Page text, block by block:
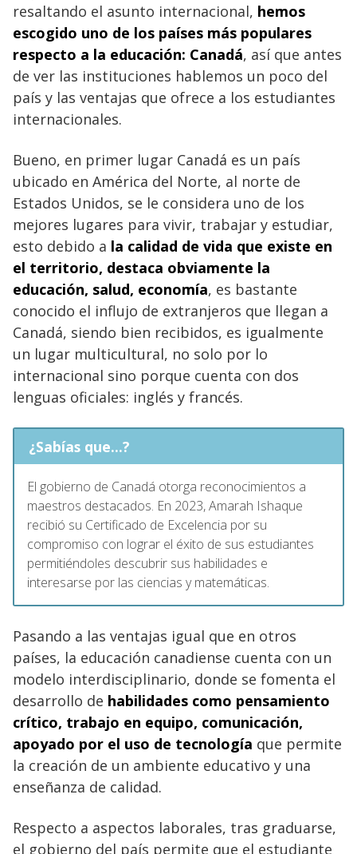
resaltando el asunto internacional, hemos
escogido uno de los países más populares
respecto a la educación: Canadá, así que antes
de ver las instituciones hablemos un poco del
país y las ventajas que ofrece a los estudiantes
internacionales.
Bueno, en primer lugar Canadá es un país
ubicado en América del Norte, al norte de
Estados Unidos, se le considera uno de los
mejores lugares para vivir, trabajar y estudiar,
esto debido a la calidad de vida que existe en
el territorio, destaca obviamente la
educación, salud, economía, es bastante
conocido el influjo de extranjeros que llegan a
Canadá, siendo bien recibidos, es igualmente
un lugar multicultural, no solo por lo
internacional sino porque cuenta con dos
lenguas oficiales: inglés y francés.
¿Sabías que...?
El gobierno de Canadá otorga reconocimientos a
maestros destacados. En 2023, Amarah Ishaque
recibió su Certificado de Excelencia por su
compromiso con lograr el éxito de sus estudiantes
permitiéndoles descubrir sus habilidades e
interesarse por las ciencias y matemáticas.
Pasando a las ventajas igual que en otros
países, la educación canadiense cuenta con un
modelo interdisciplinario, donde se fomenta el
desarrollo de habilidades como pensamiento
crítico, trabajo en equipo, comunicación,
apoyado por el uso de tecnología que permite
la creación de un ambiente educativo y una
enseñanza de calidad.
Respecto a aspectos laborales, tras graduarse,
el gobierno del país permite que el estudiante